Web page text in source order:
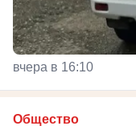
вчера в 16:10
Общество